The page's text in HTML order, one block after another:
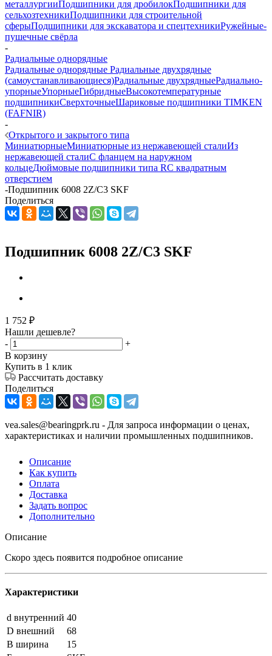
металлургииПодшипники для дробилокПодшипники для
сельхозтехникиПодшипники для строительной
сферыПодшипники для экскаватора и спецтехникиРужейные-
пушечные свёрла
-
Радиальные однорядные
Радиальные однорядные Радиальные двухрядные
(самоустанавливающиеся)Радиальные двухрядныеРадиально-
упорныеУпорныеГибридныеВысокотемпературные
подшипникиСверхточныеШариковые подшипники TIMKEN
(FAFNIR)
-
Открытого и закрытого типа
МиниатюрныеМиниатюрные из нержавеющей сталиИз
нержавеющей сталиС фланцем на наружном
кольцеДюймовые подшипники типа RС квадратным
отверстием
-Подшипник 6008 2Z/C3 SKF
Поделиться
Подшипник 6008 2Z/C3 SKF
1 752 ₽
Нашли дешевле?
-
+
В корзину
Купить в 1 клик
Рассчитать доставку
Поделиться
vea.sales@bearingprk.ru - Для запроса информации о ценах,
характеристиках и наличии промышленных подшипников.
Описание
Как купить
Оплата
Доставка
Задать вопрос
Дополнительно
Описание
Скоро здесь появится подробное описание
Характеристики
d внутренний 40
D внешний
68
B ширина
15